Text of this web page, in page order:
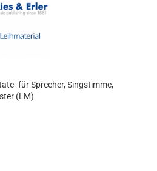
für Sprecher, Singstimme,
(LM)